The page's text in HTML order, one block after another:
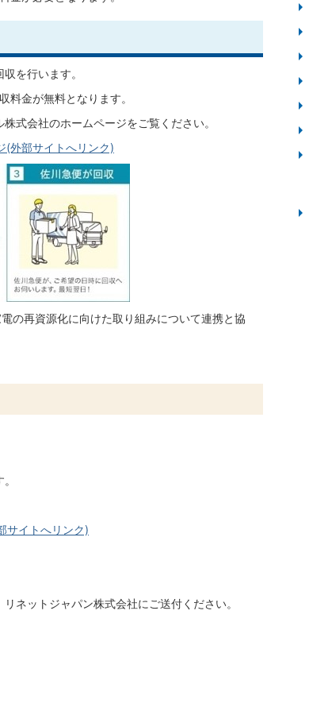
を行います。
料金が無料となります。
式会社のホームページをご覧ください。
(外部サイトへリンク)
の再資源化に向けた取り組みについて連携と協
サイトへリンク)
ネットジャパン株式会社にご送付ください。